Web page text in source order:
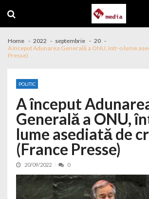
Home 2022 septembrie
20
A început Adunarea Generală a ONU, într-o lume
Presse)
POLITIC
A început
Generală a ONU,
lume asediată de
(France Presse)
20/09/2022 0